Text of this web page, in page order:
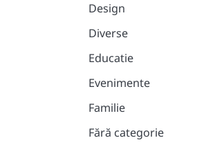
Design
Diverse
Educatie
Evenimente
Familie
Fără categorie